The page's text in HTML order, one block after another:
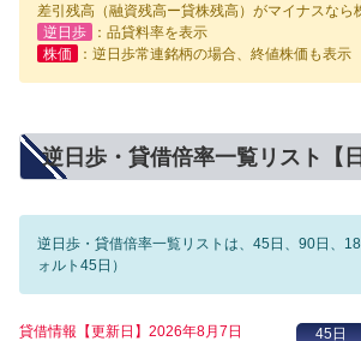
差引残高（融資残高ー貸株残高）がマイナスなら
逆日歩
：品貸料率を表示
株価
：逆日歩常連銘柄の場合、終値株価も表示
逆日歩・貸借倍率一覧リスト【日
逆日歩・貸借倍率一覧リストは、45日、90日、
ォルト45日）
貸借情報【更新日】2026年8月7日